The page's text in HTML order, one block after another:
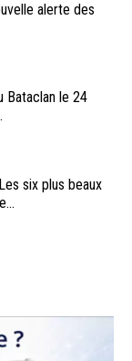
alerte des
Bataclan le 24
six plus beaux